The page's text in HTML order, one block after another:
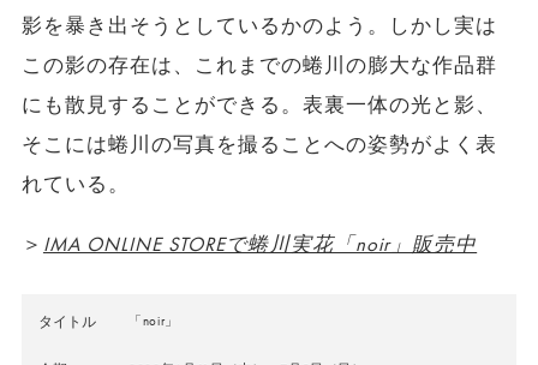
影を暴き出そうとしているかのよう。しかし実は
この影の存在は、これまでの蜷川の膨大な作品群
にも散見することができる。表裏一体の光と影、
そこには蜷川の写真を撮ることへの姿勢がよく表
れている。
＞ IMA ONLINE STOREで蜷川実花「noir」販売中
タイトル 「noir」